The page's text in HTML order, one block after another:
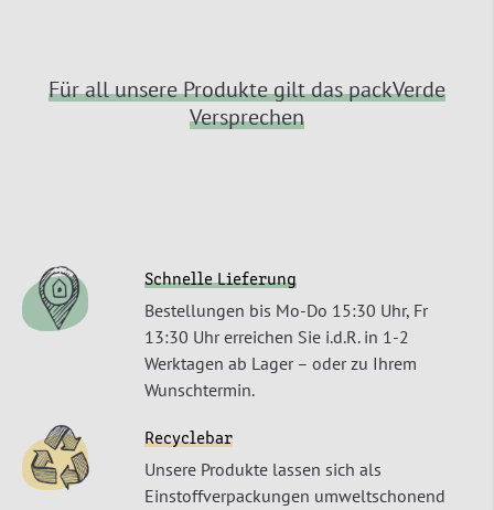
Für all unsere Produkte gilt das packVerde
Versprechen
Schnelle Lieferung
Bestellungen bis Mo-Do 15:30 Uhr, Fr
13:30 Uhr erreichen Sie i.d.R. in 1-2
Werktagen ab Lager – oder zu Ihrem
Wunschtermin.
Recyclebar
Unsere Produkte lassen sich als
Einstoffverpackungen umweltschonend